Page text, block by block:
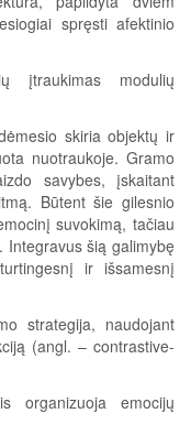
spręsti afektinio
įtraukimas modulių
skiria objektų ir
nuotraukoje. Gramo
savybes, įskaitant
Būtent šie gilesnio
suvokimą, tačiau
Integravus šią galimybę
ir išsamesnį
strategija, naudojant
(angl. – contrastive-
organizuoja emocijų